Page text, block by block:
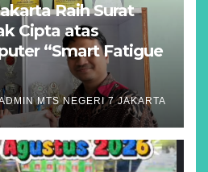
Raih Surat
Cipta atas
“Smart Fatigue
MTS NEGERI 7 JAKARTA